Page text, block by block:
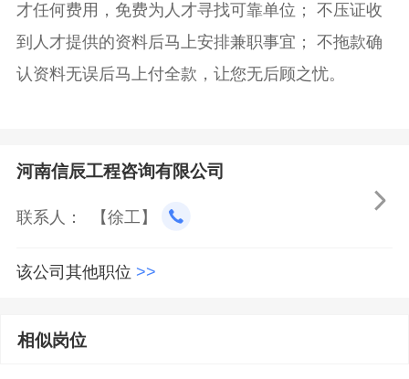
才任何费用，免费为人才寻找可靠单位； 不压证收
到人才提供的资料后马上安排兼职事宜； 不拖款确
认资料无误后马上付全款，让您无后顾之忧。
河南信辰工程咨询有限公司

联系人： 【徐工】
该公司其他职位 >>
相似岗位